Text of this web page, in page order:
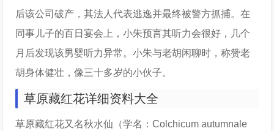
后该公司破产，其法人代表逃逸并最终被警方抓捕。在
同事儿子的百日宴会上，小朱预言其听力会很好，几个
月后发现该男婴听力异常。小朱与老胡闲聊时，称赞老
胡身体健壮，像三十多岁的小伙子。
草原藏红花详细资料大全
草原藏红花又名秋水仙（学名：Colchicum autumnale